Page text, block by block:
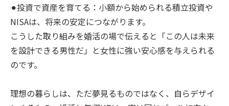
⚫︎投資で資産を育てる：小額から始められる積立投資や
NISAは、将来の安定につながります。
こうした取り組みを婚活の場で伝えると「この人は未来
を設計できる男性だ」と女性に強い安心感を与えられる
のです。
理想の暮らしは、ただ夢見るものではなく、自らデザイ